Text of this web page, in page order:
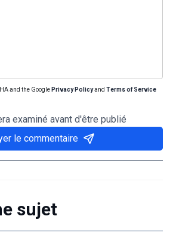
and the Google Privacy Policyand Terms of Service
examiné avant d'être publié
le commentaire
sujet